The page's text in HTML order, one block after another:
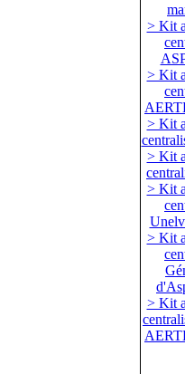
> Kit
> Kit
> Kit
> Kit
> Kit
> Kit
> Kit